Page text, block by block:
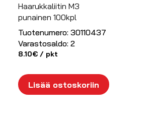
Haarukkaliitin M3
punainen 100kpl
Tuotenumero: 30110437
Varastosaldo: 2
8.10€/ pkt
Lisää ostoskoriin